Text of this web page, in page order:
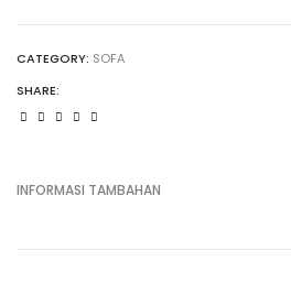
CATEGORY: SOFA
SHARE:
INFORMASI TAMBAHAN